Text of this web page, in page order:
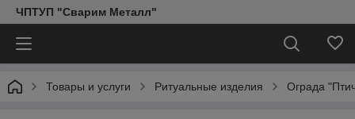
ЧПТУП "Сварим Металл"
Товары и услуги Ритуальные изделия Ограда